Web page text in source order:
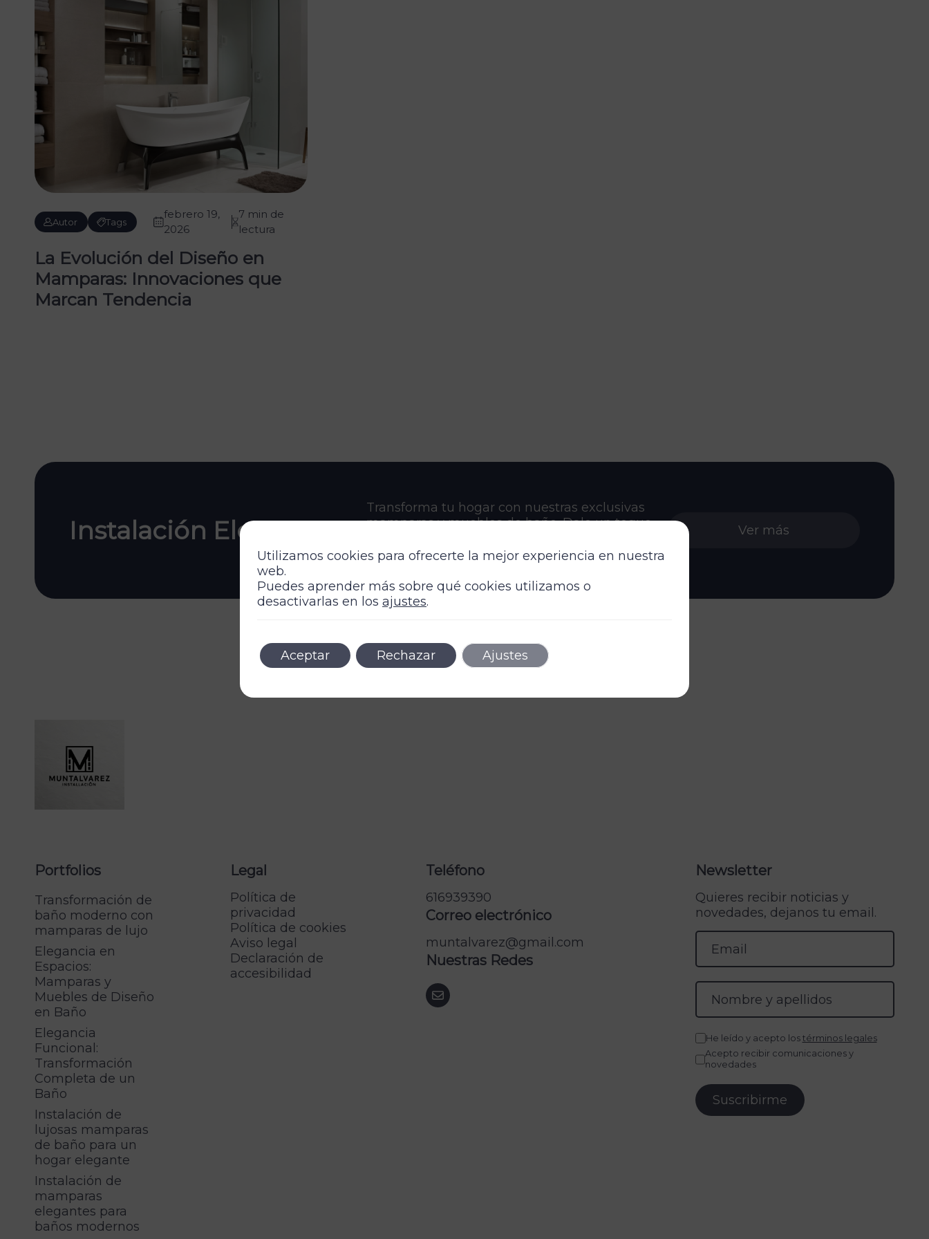
Autor Tags
febrero 19,
2026
7 min de
lectura
La Evolución del Diseño en
Mamparas: Innovaciones que
Marcan Tendencia
Instalación Elegante
Transforma tu hogar con nuestras exclusivas
mamparas y muebles de baño. Dale un toque
de tu casa. ¡Descúbrelo!
Ver más
Portfolios
Transformación de
baño moderno con
mamparas de lujo
Elegancia en
Espacios:
Mamparas y
Muebles de Diseño
en Baño
Elegancia
Funcional:
Transformación
Completa de un
Baño
Instalación de
lujosas mamparas
de baño para un
hogar elegante
Instalación de
mamparas
elegantes para
baños modernos
Legal
Política de
privacidad
Política de cookies
Aviso legal
Declaración de
accesibilidad
Teléfono
616939390
Correo electrónico
muntalvarez@gmail.com
Nuestras Redes
Newsletter
Quieres recibir noticias y
novedades, dejanos tu email.
He leído y acepto los términos legales
Acepto recibir comunicaciones y
novedades
Utilizamos cookies para ofrecerte la mejor experiencia en nuestra
web.
Puedes aprender más sobre qué cookies utilizamos o
desactivarlas en los ajustes.
Aceptar Rechazar Ajustes